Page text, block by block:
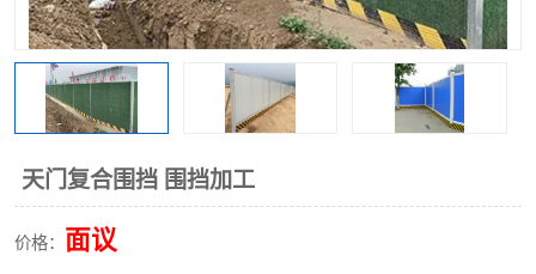
天门复合围挡 围挡加工
价格： 面议